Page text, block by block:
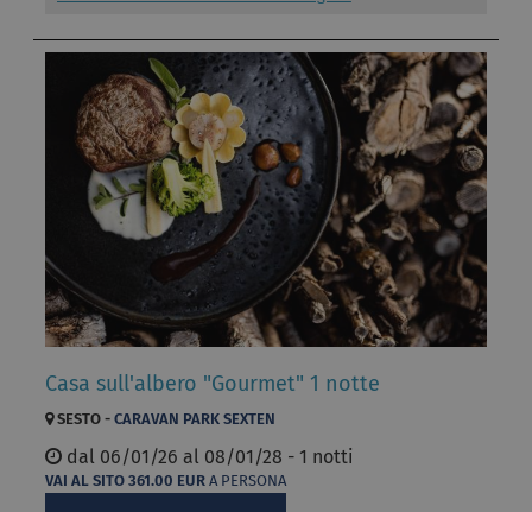
VAI AL SITO 361.00 EURA PERSONA
Casa sull'albero "Gourmet" 1 notte
SESTO - CARAVAN PARK SEXTEN
dal 06/01/26 al 08/01/28 - 1 notti